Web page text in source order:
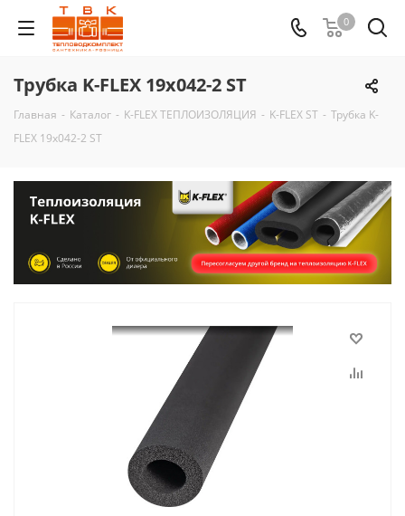
0
Трубка K-FLEX 19x042-2 ST
Главная - Каталог - K-FLEX ТЕПЛОИЗОЛЯЦИЯ - K-FLEX ST - Трубка K-
FLEX 19x042-2 ST